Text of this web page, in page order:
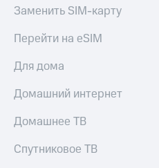
Заменить SIM-карту
Перейти на eSIM
Для дома
Домашний интернет
Домашнее ТВ
Спутниковое ТВ